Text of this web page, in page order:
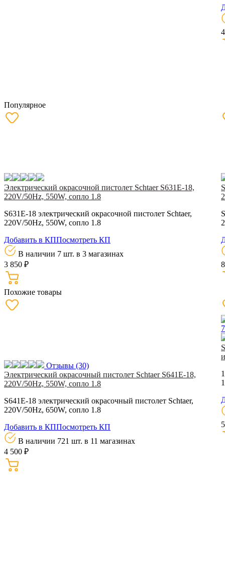
Популярное
Электрический окрасочной пистолет Schtaer S631E-18,
220V/50Hz, 550W, сопло 1.8
S631E-18 электрический окрасочной пистолет Schtaer,
220V/50Hz, 550W, сопло 1.8
Добавить в КППосмотреть КП
В наличии 7 шт. в 3 магазинах
3 850 ₽
Похожие товары
Отзывы (30)
Электрический окрасочный пистолет Schtaer S641E-18,
220V/50Hz, 550W, сопло 1.8
S641E-18 электрический окрасочный пистолет Schtaer,
220V/50Hz, 650W, сопло 1.8
Добавить в КППосмотреть КП
В наличии 721 шт. в 11 магазинах
4 500 ₽